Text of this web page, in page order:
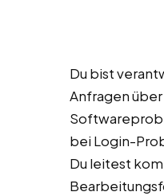
Du bist
Anfragen
bei Login-
Du leitest